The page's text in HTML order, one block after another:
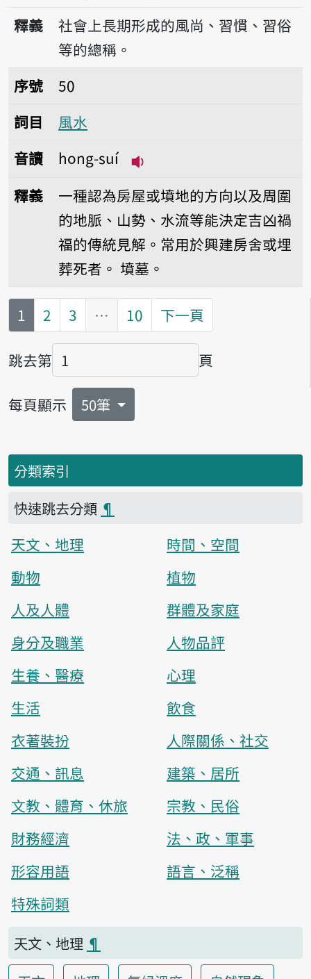
播放音讀hong-sio̍k
釋義
社會上長期形成的風尚、習慣、習俗
等的總稱。
序號50風水
序號
50
詞目
風水
音讀
hong-suí
釋義
一種認為房屋或墳地的方向以及周圍
的地脈、山勢、水流等能決定吉凶禍
福的傳統見解。常用於興建房舍或埋
葬死者。 墳墓。
第
1 2 3 … 10 下一頁
跳去第
頁碼
頁
每頁顯示 50筆
分類索引
快速跳去分類 ¶
天文、地理
時間、空間
動物
植物
人及人體
群體及家庭
身分及職業
人物品評
生養、醫療
心理
生活
飲食
衣著裝扮
人際關係、社交
交通、訊息
建築、居所
文教、體育、休旅
宗教、民俗
財務經濟
法、政、軍事
形容用語
語言、泛稱
特殊詞類
天文、地理 ¶